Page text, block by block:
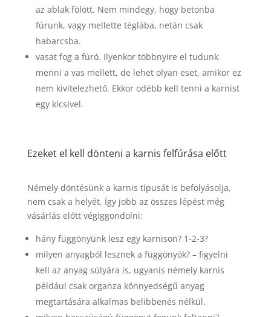
az ablak fölött. Nem mindegy, hogy betonba
fúrunk, vagy mellette téglába, netán csak
habarcsba.
vasat fog a fúró. Ilyenkor többnyire el tudunk
menni a vas mellett, de lehet olyan eset, amikor ez
nem kivitelezhető. Ekkor odébb kell tenni a karnist
egy kicsivel.
Ezeket el kell dönteni a karnis felfúrása előtt
Némely döntésünk a karnis típusát is befolyásolja,
nem csak a helyét. Így jobb az összes lépést még
vásárlás előtt végiggondolni:
hány függönyünk lesz egy karnison? 1-2-3?
milyen anyagból lesznek a függönyök? – figyelni
kell az anyag súlyára is, ugyanis némely karnis
például csak organza könnyedségű anyag
megtartására alkalmas belibbenés nélkül.